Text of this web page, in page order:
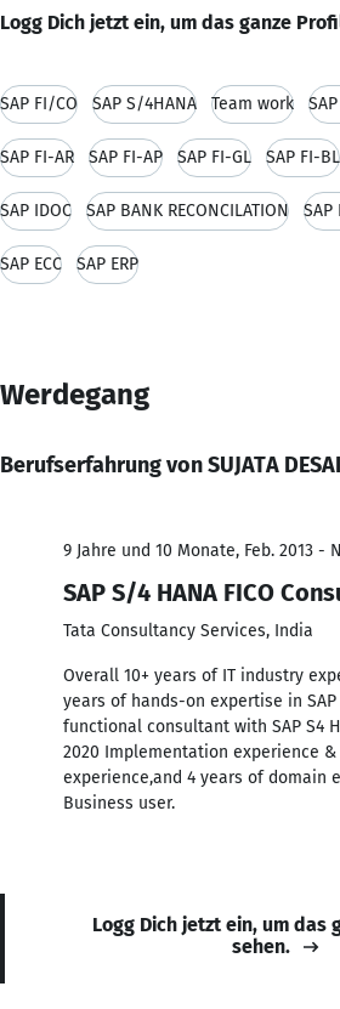
Logg Dich jetzt ein, um das ganze
SAP FI/CO SAP S/4HANA Team work
SAP FI-AR SAP FI-AP SAP FI-GL SAP FI-BL
SAP IDOC SAP BANK RECONCILATION SAP
SAP ECC SAP ERP
Werdegang
Berufserfahrung von SUJATA DESAI
9 Jahre und 10 Monate, Feb. 2013 -
SAP S/4 HANA FICO
Tata Consultancy Services, India
Overall 10+ years of IT industry
years of hands-on expertise in SAP
functional consultant with SAP S4
2020 Implementation experience
experience,and 4 years of domain
Business user.
Logg Dich jetzt ein, um das
sehen.